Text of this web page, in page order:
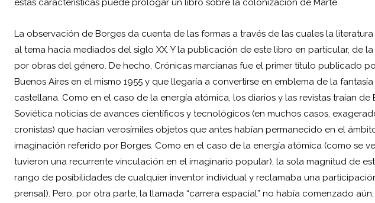
estas características puede prologar un libro sobre la colonización de Marte.
La observación de Borges da cuenta de las formas a través de las cuales la
al tema hacia mediados del siglo XX. Y la publicación de este libro en particular, de
por obras del género. De hecho, Crónicas marcianas fue el primer título publicado
Buenos Aires en el mismo 1955 y que llegaría a convertirse en emblema de la
castellana. Como en el caso de la energía atómica, los diarios y las revistas traían de
Soviética noticias de avances científicos y tecnológicos (en muchos casos,
cronistas) que hacían verosímiles objetos que antes habían permanecido en el
imaginación referido por Borges. Como en el caso de la energía atómica (como se
tuvieron una recurrente vinculación en el imaginario popular), la sola magnitud de
rango de posibilidades de cualquier inventor individual y reclamaba una
prensa]). Pero, por otra parte, la llamada “carrera espacial” no había comenzado